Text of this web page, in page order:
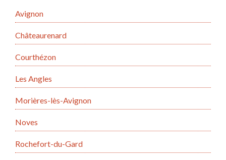
Avignon
Châteaurenard
Courthézon
Les Angles
Morières-lès-Avignon
Noves
Rochefort-du-Gard